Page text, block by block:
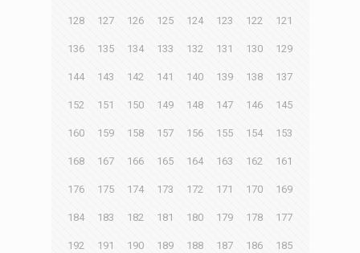
121
122
123
124
125
126
127
128
129
130
131
132
133
134
135
136
137
138
139
140
141
142
143
144
145
146
147
148
149
150
151
152
153
154
155
156
157
158
159
160
161
162
163
164
165
166
167
168
169
170
171
172
173
174
175
176
177
178
179
180
181
182
183
184
185
186
187
188
189
190
191
192